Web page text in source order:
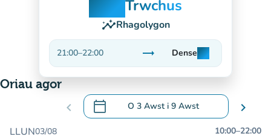
Trwchus
insightsRhagolygon
21:00–22:00 trending_flat
Sefydlog
Denseman
man
man
Oriau agor
chevron_left calendar_today O 3 Awst i 9 Awst
.Agor y calendr i newid dyddiadau chevron_right
LLUN03/08 10:00–22:00